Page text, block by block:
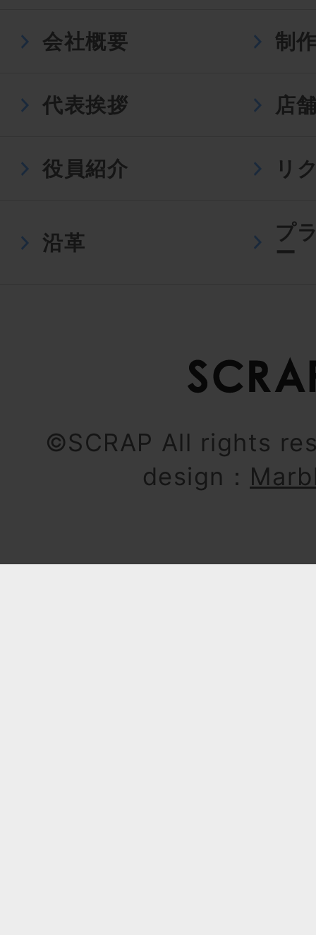
会社概要 制
代表挨拶 店
役員紹介 リ
沿革
プ
ー
©SCRAP All rights
design：